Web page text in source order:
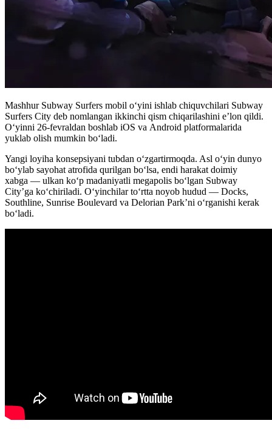
Mashhur Subway Surfers mobil o‘yini ishlab chiquvchilari Subway
Surfers City deb nomlangan ikkinchi qism chiqarilashini e’lon qildi.
O‘yinni 26-fevraldan boshlab iOS va Android platformalarida
yuklab olish mumkin boʻladi.
Yangi loyiha konsepsiyani tubdan o‘zgartirmoqda. Asl o‘yin dunyo
bo‘ylab sayohat atrofida qurilgan bo‘lsa, endi harakat doimiy
xabga — ulkan ko‘p madaniyatli megapolis bo‘lgan Subway
City’ga ko‘chiriladi. O‘yinchilar to‘rtta noyob hudud — Docks,
Southline, Sunrise Boulevard va Delorian Park’ni o‘rganishi kerak
bo‘ladi.